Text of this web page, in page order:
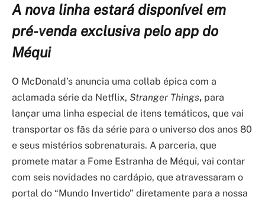
A nova linha estará disponível em
pré-venda exclusiva pelo app do
Méqui
O McDonald’s anuncia uma collab épica com a
aclamada série da Netflix, Stranger Things, para
lançar uma linha especial de itens temáticos, que vai
transportar os fãs da série para o universo dos anos 80
e seus mistérios sobrenaturais. A parceria, que
promete matar a Fome Estranha de Méqui, vai contar
com seis novidades no cardápio, que atravessaram o
portal do “Mundo Invertido” diretamente para a nossa